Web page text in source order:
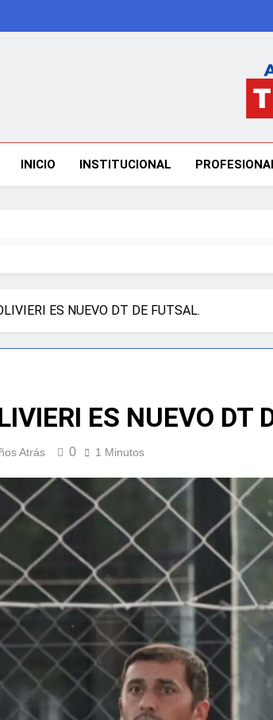
INICIO INSTITUCIONAL
ES NUEVO DT DE FUTSAL.
ES NUEVO DT
Atrás 0 1 Minutos